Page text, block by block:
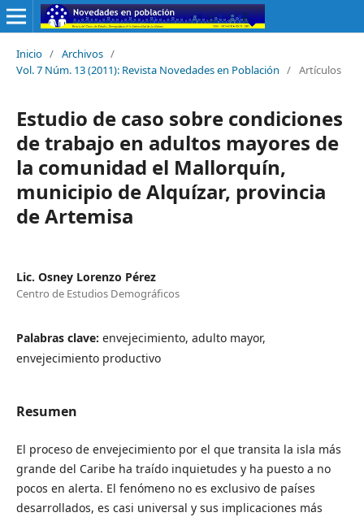
Inicio / Archivos /
Vol. 7 Núm. 13 (2011): Revista Novedades en Población / Artículos
Estudio de caso sobre condiciones
de trabajo en adultos mayores de
la comunidad el Mallorquín,
municipio de Alquízar, provincia
de Artemisa
Lic. Osney Lorenzo Pérez
Centro de Estudios Demográficos
Palabras clave: envejecimiento, adulto mayor,
envejecimiento productivo
Resumen
El proceso de envejecimiento por el que transita la isla más
grande del Caribe ha traído inquietudes y ha puesto a no
pocos en alerta. El fenómeno no es exclusivo de países
desarrollados, es casi universal y sus implicaciones más